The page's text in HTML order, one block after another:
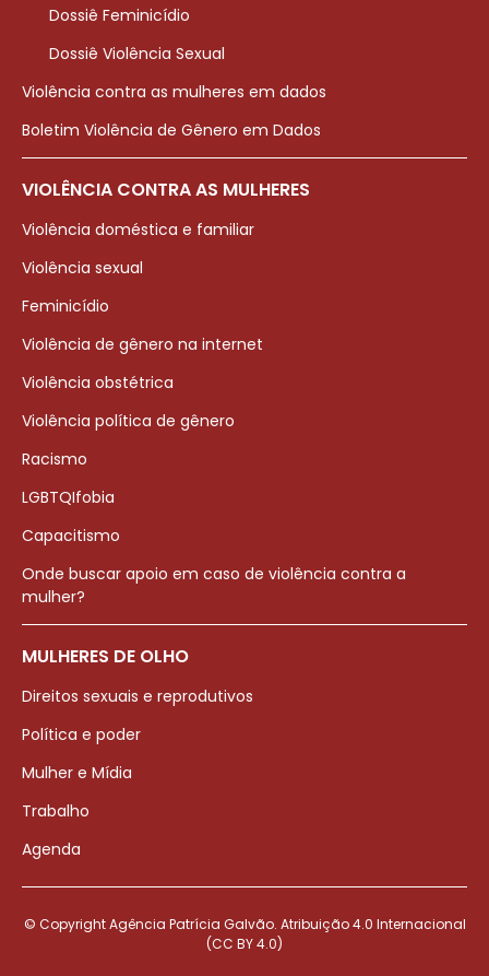
Dossiê Feminicídio
Dossiê Violência Sexual
Violência contra as mulheres em dados
Boletim Violência de Gênero em Dados
VIOLÊNCIA CONTRA AS MULHERES
Violência doméstica e familiar
Violência sexual
Feminicídio
Violência de gênero na internet
Violência obstétrica
Violência política de gênero
Racismo
LGBTQIfobia
Capacitismo
Onde buscar apoio em caso de violência contra a
mulher?
MULHERES DE OLHO
Direitos sexuais e reprodutivos
Política e poder
Mulher e Mídia
Trabalho
Agenda
© Copyright Agência Patrícia Galvão. Atribuição 4.0 Internacional
(CC BY 4.0)